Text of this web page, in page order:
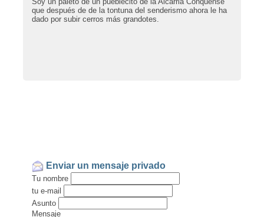
que después de de la tontuna del senderismo ahora le ha
dado por subir cerros más grandotes.
Enviar un mensaje privado
Tu nombre
tu e-mail
Asunto
Mensaje